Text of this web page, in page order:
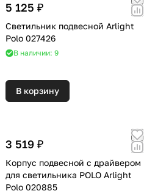
5 125 ₽
Светильник подвесной Arlight
Polo 027426
В наличии: 9
В корзину
3 519 ₽
Корпус подвесной с драйвером
для светильника POLO Arlight
Polo 020885